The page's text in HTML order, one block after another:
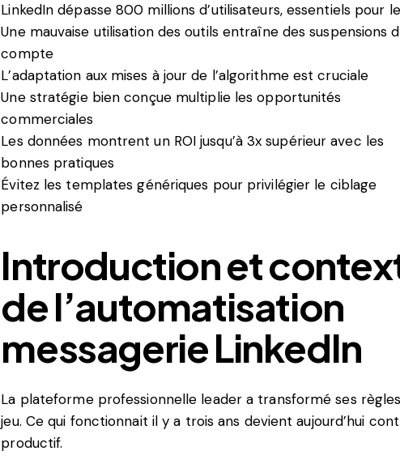
LinkedIn dépasse 800 millions d’utilisateurs, essentiels pour
Une mauvaise utilisation des outils entraîne des suspensions
compte
L’adaptation aux mises à jour de l’algorithme est cruciale
Une stratégie bien conçue multiplie les opportunités
commerciales
Les données montrent un ROI jusqu’à 3x supérieur avec les
bonnes pratiques
Évitez les templates génériques pour privilégier le ciblage
personnalisé
Introduction et
de l’automatisation
messagerie LinkedIn
La plateforme professionnelle leader a transformé ses
jeu. Ce qui fonctionnait il y a trois ans devient aujourd’hui
productif.